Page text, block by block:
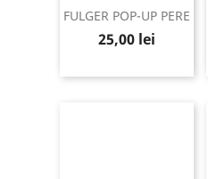
FULGER POP-UP PERE
Pret
25,00 lei